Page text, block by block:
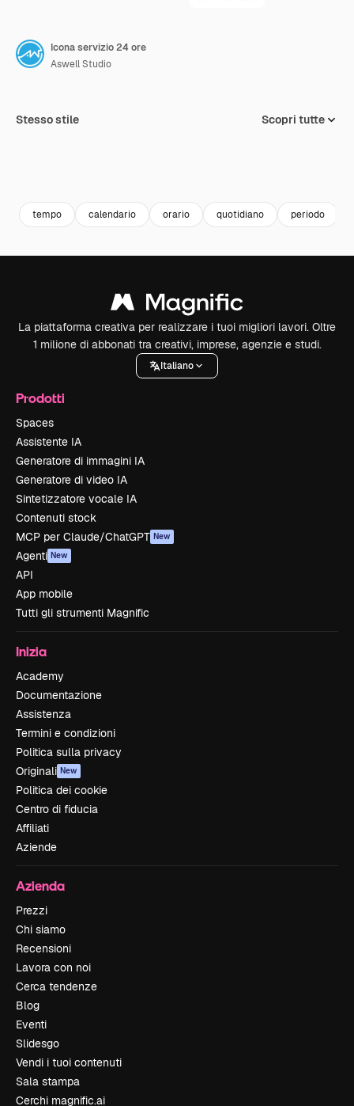
Icona servizio 24 ore
Aswell Studio
Stesso stile Scopri tutte
tempo calendario orario quotidiano periodo
La piattaforma creativa per realizzare i tuoi migliori lavori. Oltre
1 milione di abbonati tra creativi, imprese, agenzie e studi.
Italiano
Prodotti
Spaces
Assistente IA
Generatore di immagini IA
Generatore di video IA
Sintetizzatore vocale IA
Contenuti stock
MCP per Claude/ChatGPT New
Agenti New
API
App mobile
Tutti gli strumenti Magnific
Inizia
Academy
Documentazione
Assistenza
Termini e condizioni
Politica sulla privacy
Originali New
Politica dei cookie
Centro di fiducia
Affiliati
Aziende
Azienda
Prezzi
Chi siamo
Recensioni
Lavora con noi
Cerca tendenze
Blog
Eventi
Slidesgo
Vendi i tuoi contenuti
Sala stampa
Cerchi magnific.ai